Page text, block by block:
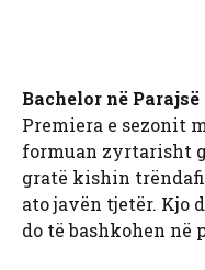
Bachelor në Parajsë
Premiera e sezonit
formuan zyrtarisht
gratë kishin
ato javën tjetër. Kjo
do të bashkohen në